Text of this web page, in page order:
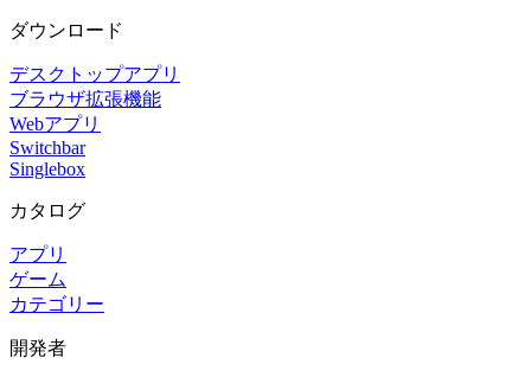
ダウンロード
デスクトップアプリ
ブラウザ拡張機能
Webアプリ
Switchbar
Singlebox
カタログ
アプリ
ゲーム
カテゴリー
開発者